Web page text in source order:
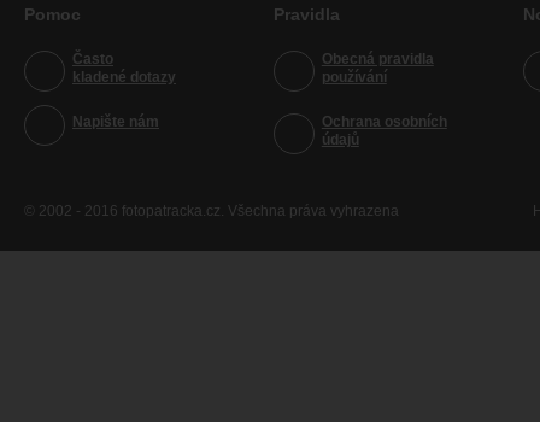
Pomoc
Často
kladené dotazy
Napište nám
Pravidla
Obecná pravidla
používání
Ochrana osobních
údajů
© 2002 - 2016 fotopatracka.cz. Všechna práva vyhrazena